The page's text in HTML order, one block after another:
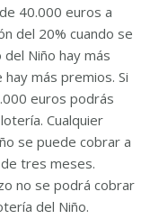
40.000 euros a
del 20% cuando se
Niño hay más
más premios. Si
euros podrás
Cualquier
se puede cobrar a
tres meses.
no se podrá cobrar
del Niño.